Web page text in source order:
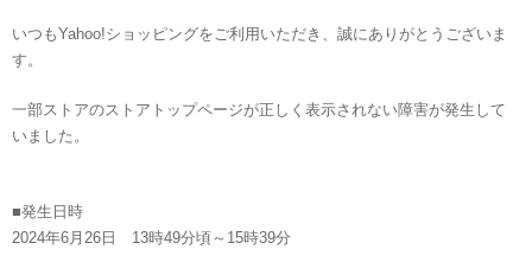
いつもYahoo!ショッピングをご利用いただき、誠にありがとうございま
す。
一部ストアのストアトップページが正しく表示されない障害が発生して
いました。
■発生日時
2024年6月26日 13時49分頃～15時39分